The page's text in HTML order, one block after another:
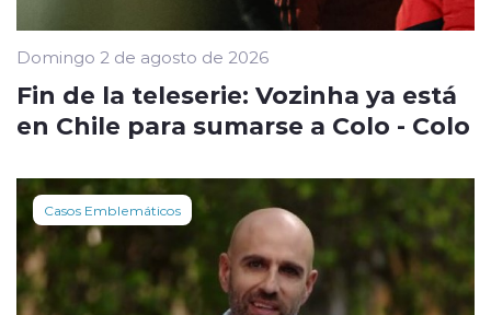
Domingo 2 de agosto de 2026
Fin de la teleserie: Vozinha ya está
en Chile para sumarse a Colo - Colo
Casos Emblemáticos